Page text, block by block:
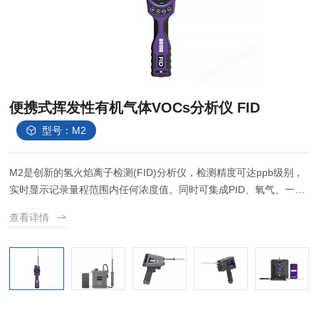
便携式挥发性有机气体VOCs分析仪 FID
型号：M2
M2是创新的氢火焰离子检测(FID)分析仪，检测精度可达ppb级别，
实时显示记录量程范围内任何浓度值。同时可集成PID、氧气、一氧
便携氢气发生器，突破了传统FID使用高压氢气的安全隐患和不便也
查看详情